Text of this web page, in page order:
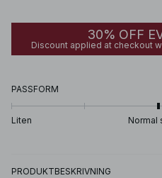
30% OFF
Discount applied at checkout
PASSFORM
Liten Normal
PRODUKTBESKRIVNING